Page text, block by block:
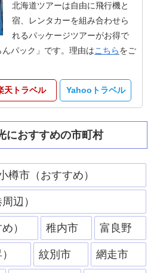
北海道ツアーは自由に飛行機と
宿、レンタカーを組み合わせら
れるパッケージツアーがお得で
パック」です。理由はこちらをご
天トラベル Yahooトラベル
におすすめの市町村
樽市（おすすめ）
辺）
） 稚内市 富良野
紋別市 網走市